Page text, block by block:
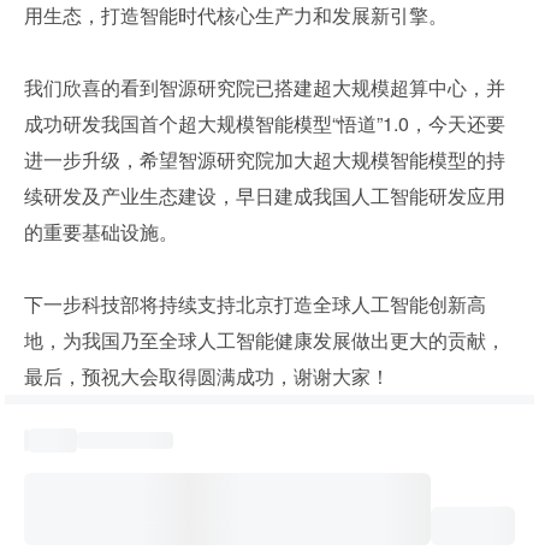
用生态，打造智能时代核心生产力和发展新引擎。
我们欣喜的看到智源研究院已搭建超大规模超算中心，并
成功研发我国首个超大规模智能模型“悟道”1.0，今天还要
进一步升级，希望智源研究院加大超大规模智能模型的持
续研发及产业生态建设，早日建成我国人工智能研发应用
的重要基础设施。
下一步科技部将持续支持北京打造全球人工智能创新高
地，为我国乃至全球人工智能健康发展做出更大的贡献，
最后，预祝大会取得圆满成功，谢谢大家！